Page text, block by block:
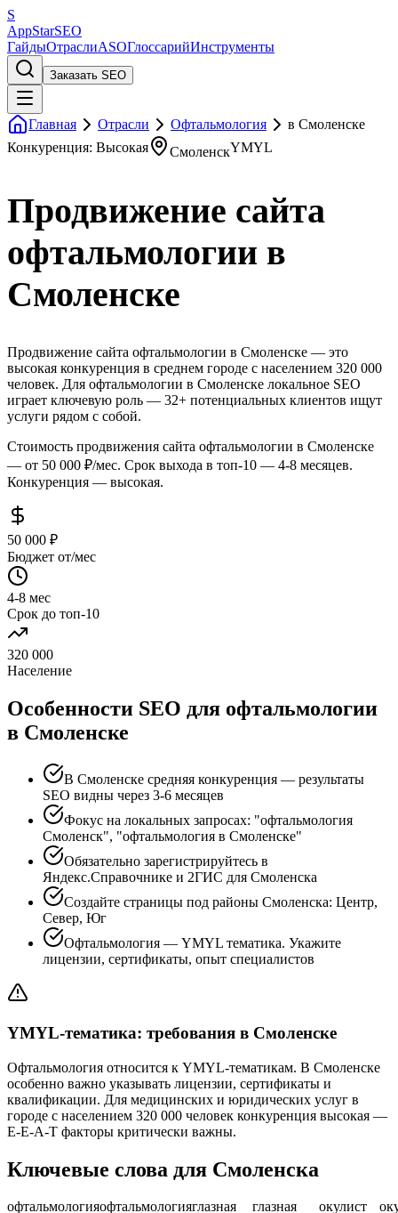
S
AppStarSEO
ГайдыОтраслиASOГлоссарийИнструменты
Заказать SEO
Главная Отрасли Офтальмология
в Смоленске
Конкуренция: Высокая
СмоленскYMYL
Продвижение сайта
офтальмологии в
Смоленске
Продвижение сайта офтальмологии в Смоленске — это
высокая конкуренция в среднем городе с населением 320 000
человек. Для офтальмологии в Смоленске локальное SEO
играет ключевую роль — 32+ потенциальных клиентов ищут
услуги рядом с собой.
Стоимость продвижения сайта офтальмологии в Смоленске
— от 50 000 ₽/мес. Срок выхода в топ-10 — 4-8 месяцев.
Конкуренция — высокая.
50 000 ₽
Бюджет от/мес
4-8 мес
Срок до топ-10
320 000
Население
Особенности SEO для офтальмологии
в Смоленске
В Смоленске средняя конкуренция — результаты
SEO видны через 3-6 месяцев
Фокус на локальных запросах: "офтальмология
Смоленск", "офтальмология в Смоленске"
Обязательно зарегистрируйтесь в
Яндекс.Справочнике и 2ГИС для Смоленска
Создайте страницы под районы Смоленска: Центр,
Север, Юг
Офтальмология — YMYL тематика. Укажите
лицензии, сертификаты, опыт специалистов
YMYL-тематика: требования в Смоленске
Офтальмология относится к YMYL-тематикам. В Смоленске
особенно важно указывать лицензии, сертификаты и
квалификации. Для медицинских и юридических услуг в
городе с населением 320 000 человек конкуренция высокая —
E-E-A-T факторы критически важны.
Ключевые слова для Смоленска
офтальмологияофтальмологияглазная
глазная
окулист